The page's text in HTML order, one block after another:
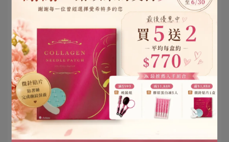
果然從年輕的時候就開始補充高品質的膠原蛋白是有差的
現在偶爾還是會被誤以為是大學生要算我學生價呢 ((得意
但人家很誠實的→其實是拿不出學生証，不過老闆有這份
心我已經很滿足了XD
早早開始補充膠原蛋白，讓外表永遠低於實際年齡是我的
目標 ♥♥♥
非常推薦給不穩定、擔心看起來比實際年齡老
或是想要輕輕鬆鬆幫每日保養升級的女孩
可以試試這款日本銷售第一卻平價日本膠原蛋白凍唷(眨)